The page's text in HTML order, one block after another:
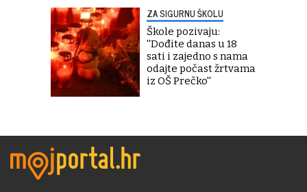
ZA SIGURNU ŠKOLU
Škole pozivaju:
''Dođite danas u 18
sati i zajedno s nama
odajte počast žrtvama
iz OŠ Prečko''